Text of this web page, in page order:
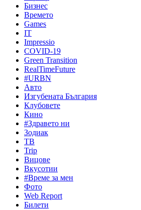
Бизнес
Времето
Games
IT
Impressio
COVID-19
Green Transition
RealTimeFuture
#URBN
Авто
Изгубената България
Клубовете
Кино
#Здравето ни
Зодиак
ТВ
Trip
Вицове
Вкусотии
#Време за мен
Фото
Web Report
Билети